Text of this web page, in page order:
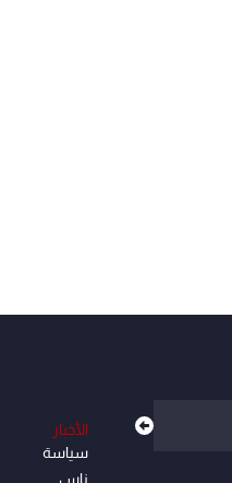
الأخبار
سياسة
ناس